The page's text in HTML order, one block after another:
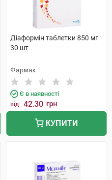
Діаформін таблетки 850 мг
30 шт
Фармак
Є в наявності
від 42.30 грн
КУПИТИ